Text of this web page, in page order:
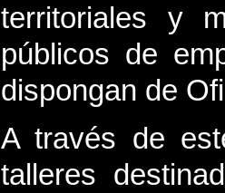
territoriales y
públicos de
dispongan de
A través de
talleres